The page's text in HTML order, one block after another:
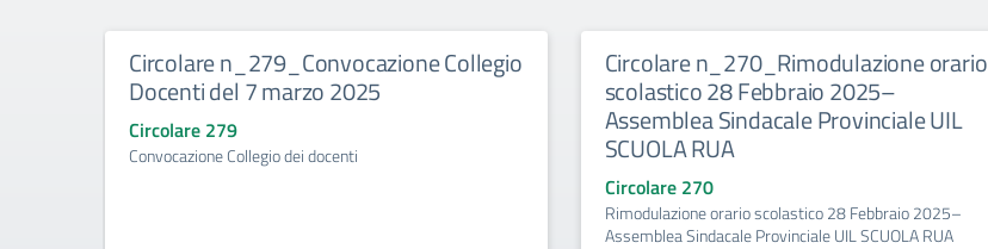
Circolare n_279_Convocazione Collegio
Docenti del 7 marzo 2025
Circolare 279
Convocazione Collegio dei docenti
Circolare n_270_Rimodulazione orario
scolastico 28 Febbraio 2025–
Assemblea Sindacale Provinciale UIL
SCUOLA RUA
Circolare 270
Rimodulazione orario scolastico 28 Febbraio 2025–
Assemblea Sindacale Provinciale UIL SCUOLA RUA